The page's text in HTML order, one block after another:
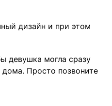
дизайн и при этом
девушка могла сразу
Просто позвоните